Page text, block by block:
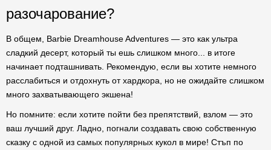
разочарование?
В общем, Barbie Dreamhouse Adventures — это как ультра
сладкий десерт, который ты ешь слишком много... в итоге
начинает подташнивать. Рекомендую, если вы хотите немного
расслабиться и отдохнуть от хардкора, но не ожидайте слишком
много захватывающего экшена!
Но помните: если хотите пойти без препятствий, взлом — это
ваш лучший друг. Ладно, погнали создавать свою собственную
сказку с одной из самых популярных кукол в мире! Стъп по